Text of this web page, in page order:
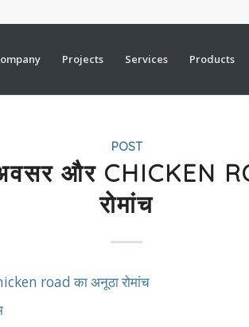
Projects Services Products
POST
और CHICKEN
रोमांच
road का अनूठा रोमांच